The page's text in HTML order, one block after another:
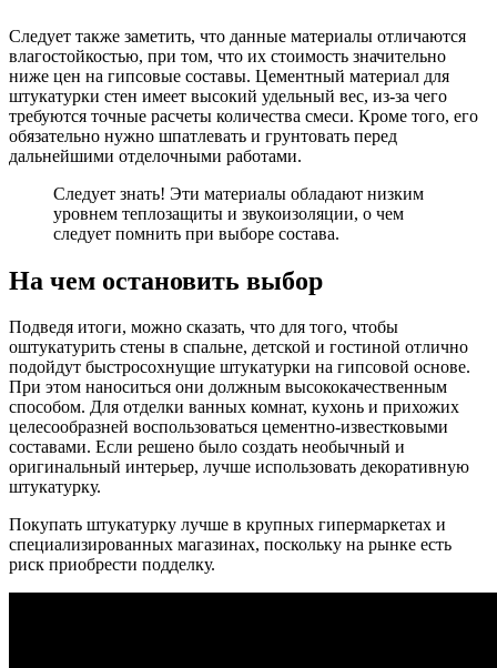
Следует также заметить, что данные материалы отличаются
влагостойкостью, при том, что их стоимость значительно
ниже цен на гипсовые составы. Цементный материал для
штукатурки стен имеет высокий удельный вес, из-за чего
требуются точные расчеты количества смеси. Кроме того, его
обязательно нужно шпатлевать и грунтовать перед
дальнейшими отделочными работами.
Следует знать! Эти материалы обладают низким
уровнем теплозащиты и звукоизоляции, о чем
следует помнить при выборе состава.
На чем остановить выбор
Подведя итоги, можно сказать, что для того, чтобы
оштукатурить стены в спальне, детской и гостиной отлично
подойдут быстросохнущие штукатурки на гипсовой основе.
При этом наноситься они должным высококачественным
способом. Для отделки ванных комнат, кухонь и прихожих
целесообразней воспользоваться цементно-известковыми
составами. Если решено было создать необычный и
оригинальный интерьер, лучше использовать декоративную
штукатурку.
Покупать штукатурку лучше в крупных гипермаркетах и
специализированных магазинах, поскольку на рынке есть
риск приобрести подделку.